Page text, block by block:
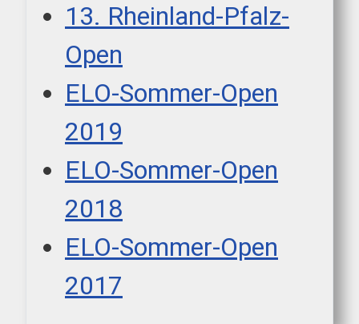
13. Rheinland-Pfalz-
Open
ELO-Sommer-Open
2019
ELO-Sommer-Open
2018
ELO-Sommer-Open
2017